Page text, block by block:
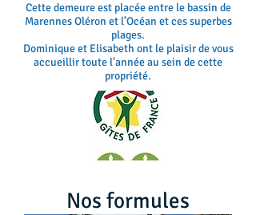
Cette demeure est placée entre le bassin de
Marennes Oléron et l’Océan et ces superbes
plages.
Dominique et Elisabeth ont le plaisir de vous
accueillir toute l'année au sein de cette
propriété.
Nos formules